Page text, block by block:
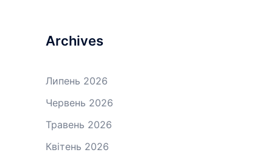
Archives
Липень 2026
Червень 2026
Травень 2026
Квітень 2026